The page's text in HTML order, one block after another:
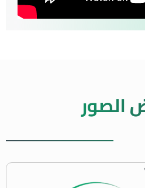
الصور